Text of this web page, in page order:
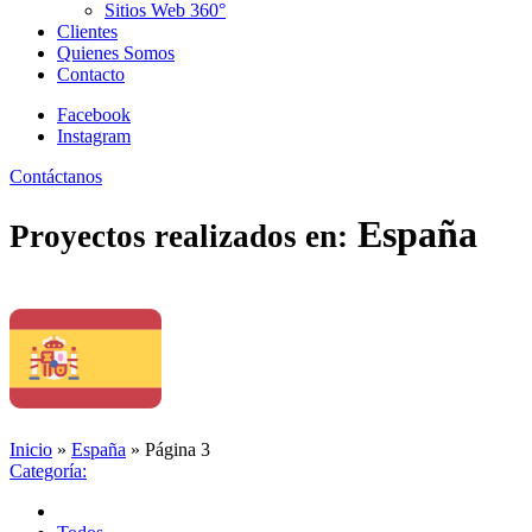
Sitios Web 360°
Clientes
Quienes Somos
Contacto
Facebook
Instagram
Contáctanos
Proyectos realizados en: España
Inicio » España » Página 3
Categoría: